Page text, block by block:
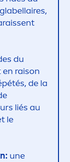
du
raison
de la
liés au
le
une